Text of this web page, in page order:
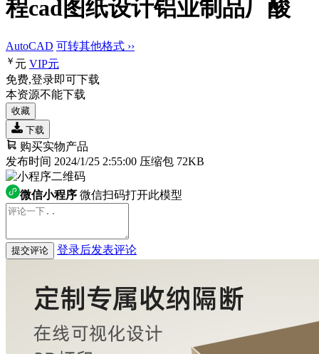
程cad图纸设计铝业制品厂酸
AutoCAD 可转其他格式 ››
￥ 元 VIP元
免费,登录即可下载
本资源不能下载
收藏
下载
购买实物产品
发布时间 2024/1/25 2:55:00 压缩包 72KB
微信小程序 微信扫码打开此模型
提交评论 登录后发表评论